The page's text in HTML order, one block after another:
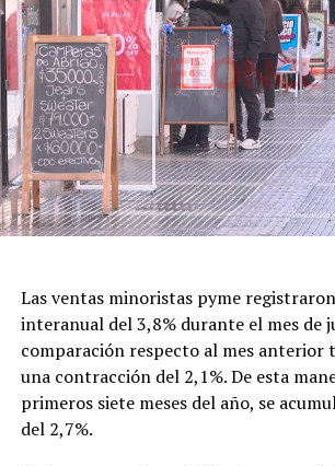
El nombre de la celebración también
debate. En 2020, Gabriel Lerner,
Nacional de Niñez, Adolescencia y
planteado reemplazar la expresión “Día
argumento de promover una mirada
diversidad de la niñez.
Con el nuevo decreto, la gestión de
recuperar formalmente la
Las ventas minoristas pyme
interanual del 3,8% durante el mes de
comparación respecto al mes anterior
una contracción del 2,1%. De esta
primeros siete meses del año, se
del 2,7%.